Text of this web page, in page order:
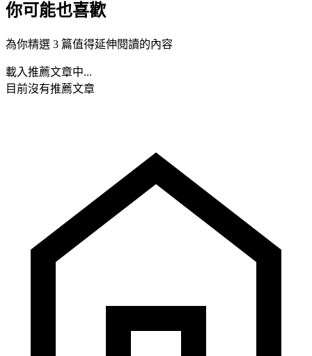
你可能也喜歡
為你精選 3 篇值得延伸閱讀的內容
載入推薦文章中...
目前沒有推薦文章